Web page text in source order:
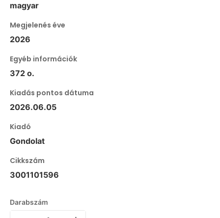
magyar
Megjelenés éve
2026
Egyéb információk
372 o.
Kiadás pontos dátuma
2026.06.05
Kiadó
Gondolat
Cikkszám
3001101596
Darabszám